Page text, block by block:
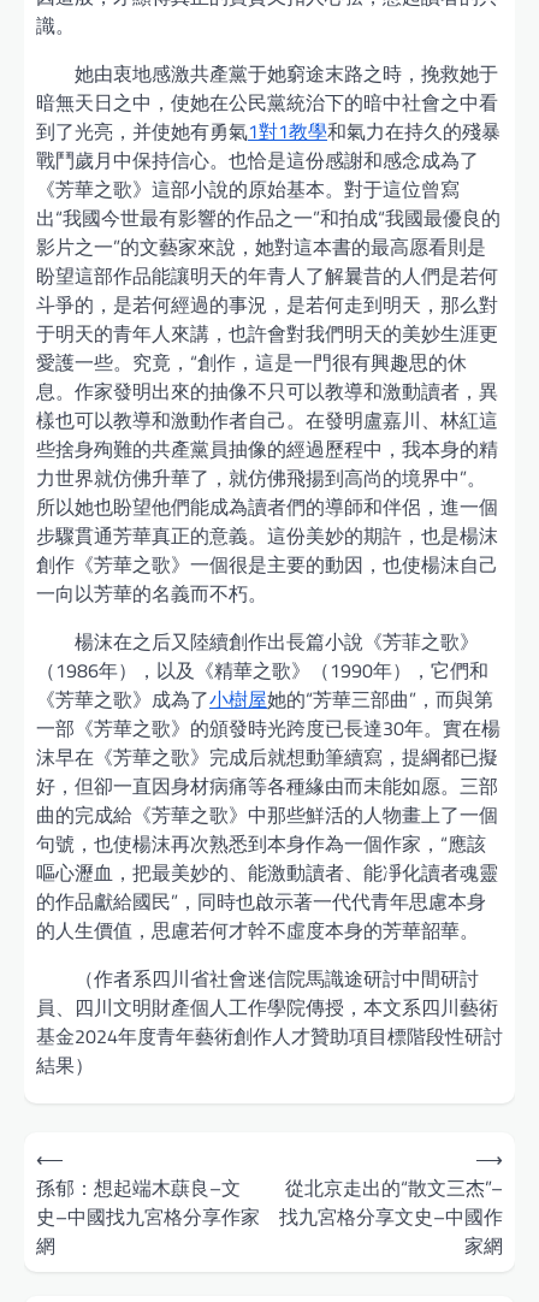
識。
她由衷地感激共產黨于她窮途末路之時，挽救她于
暗無天日之中，使她在公民黨統治下的暗中社會之中看
到了光亮，并使她有勇氣1對1教學和氣力在持久的殘暴
戰鬥歲月中保持信心。也恰是這份感謝和感念成為了
《芳華之歌》這部小說的原始基本。對于這位曾寫
出“我國今世最有影響的作品之一”和拍成“我國最優良的
影片之一”的文藝家來說，她對這本書的最高愿看則是
盼望這部作品能讓明天的年青人了解曩昔的人們是若何
斗爭的，是若何經過的事況，是若何走到明天，那么對
于明天的青年人來講，也許會對我們明天的美妙生涯更
愛護一些。究竟，“創作，這是一門很有興趣思的休
息。作家發明出來的抽像不只可以教導和激動讀者，異
樣也可以教導和激動作者自己。在發明盧嘉川、林紅這
些捨身殉難的共產黨員抽像的經過歷程中，我本身的精
力世界就仿佛升華了，就仿佛飛揚到高尚的境界中”。
所以她也盼望他們能成為讀者們的導師和伴侶，進一個
步驟貫通芳華真正的意義。這份美妙的期許，也是楊沫
創作《芳華之歌》一個很是主要的動因，也使楊沫自己
一向以芳華的名義而不朽。
楊沫在之后又陸續創作出長篇小說《芳菲之歌》
（1986年），以及《精華之歌》（1990年），它們和
《芳華之歌》成為了小樹屋她的“芳華三部曲”，而與第
一部《芳華之歌》的頒發時光跨度已長達30年。實在楊
沫早在《芳華之歌》完成后就想動筆續寫，提綱都已擬
好，但卻一直因身材病痛等各種緣由而未能如愿。三部
曲的完成給《芳華之歌》中那些鮮活的人物畫上了一個
句號，也使楊沫再次熟悉到本身作為一個作家，“應該
嘔心瀝血，把最美妙的、能激動讀者、能凈化讀者魂靈
的作品獻給國民”，同時也啟示著一代代青年思慮本身
的人生價值，思慮若何才幹不虛度本身的芳華韶華。
（作者系四川省社會迷信院馬識途研討中間研討
員、四川文明財產個人工作學院傳授，本文系四川藝術
基金2024年度青年藝術創作人才贊助項目標階段性研討
結果）
Post
navigation
⟵
孫郁：想起端木蕻良–文
史–中國找九宮格分享作家
網
從北京走出的“散文三杰”–
找九宮格分享文史–中國作
家網
⟶